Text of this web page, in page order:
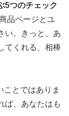
5つのチェック
品ページとユ
い。きっと、あ
てくれる、相棒
ことではありま
ば、あなたはも